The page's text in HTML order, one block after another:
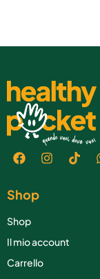
Shop
Shop
Il mio account
Carrello